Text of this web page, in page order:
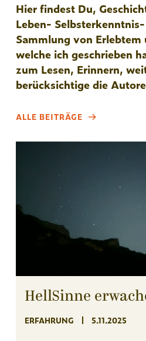
Hier findest Du,
Leben-
Sammlung von
welche ich geschrieben
zum Lesen, Erinnern,
berücksichtige die
ALLE BEITRÄGE
HellSinne
ERFAHRUNG 5.11.2025